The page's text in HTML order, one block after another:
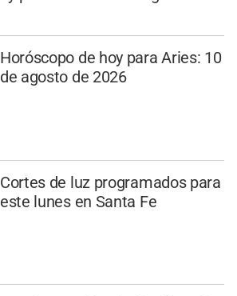
Horóscopo de hoy para Aries: 10
de agosto de 2026
Cortes de luz programados para
este lunes en Santa Fe